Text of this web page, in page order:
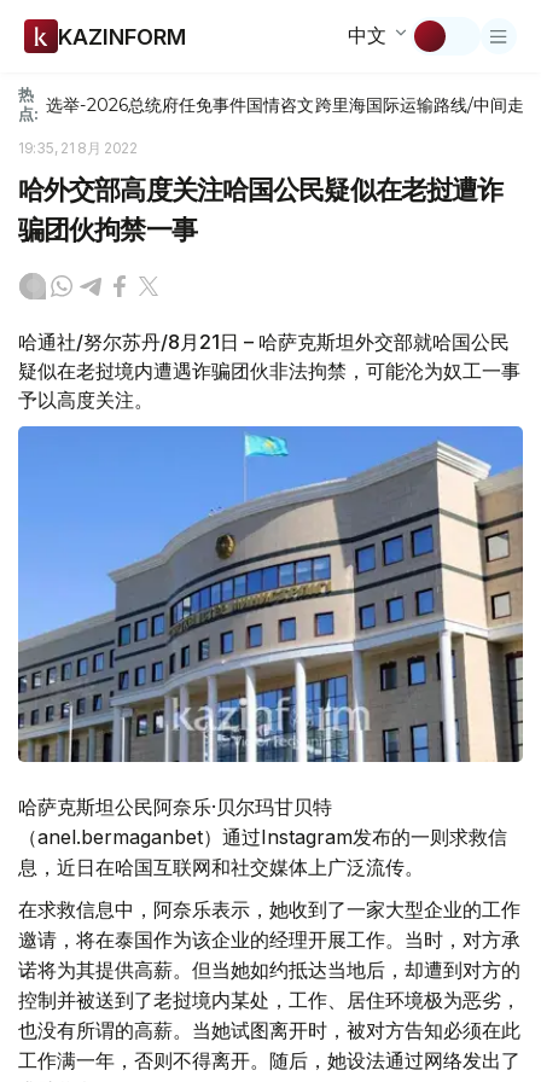
KAZINFORM 中文
热
点: 选举-2026总统府任免事件国情咨文跨里海国际运输路线/中间走廊
19:35, 21 8月 2022
哈外交部高度关注哈国公民疑似在老挝遭诈
骗团伙拘禁一事
哈通社/努尔苏丹/8月21日 – 哈萨克斯坦外交部就哈国公民
疑似在老挝境内遭遇诈骗团伙非法拘禁，可能沦为奴工一事
予以高度关注。
哈萨克斯坦公民阿奈乐·贝尔玛甘贝特
（anel.bermaganbet）通过Instagram发布的一则求救信
息，近日在哈国互联网和社交媒体上广泛流传。
在求救信息中，阿奈乐表示，她收到了一家大型企业的工作
邀请，将在泰国作为该企业的经理开展工作。当时，对方承
诺将为其提供高薪。但当她如约抵达当地后，却遭到对方的
控制并被送到了老挝境内某处，工作、居住环境极为恶劣，
也没有所谓的高薪。当她试图离开时，被对方告知必须在此
工作满一年，否则不得离开。随后，她设法通过网络发出了